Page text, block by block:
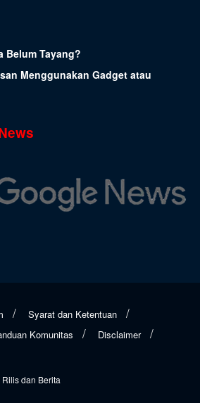
Belum Tayang?
Menggunakan Gadget atau
Syarat dan Ketentuan
Komunitas
Disclaimer
Rilis dan Berita